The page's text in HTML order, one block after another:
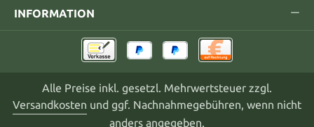
INFORMATION
Alle Preise inkl. gesetzl. Mehrwertsteuer zzgl.
Versandkosten und ggf. Nachnahmegebühren, wenn nicht
anders angegeben.